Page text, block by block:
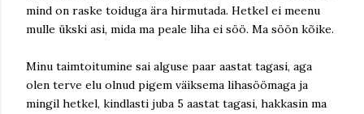
mind on raske toiduga ära hirmutada. Hetkel ei meenu
mulle ükski asi, mida ma peale liha ei söö. Ma söön kõike.
Minu taimtoitumine sai alguse paar aastat tagasi, aga
olen terve elu olnud pigem väiksema lihasöömaga ja
mingil hetkel, kindlasti juba 5 aastat tagasi, hakkasin ma